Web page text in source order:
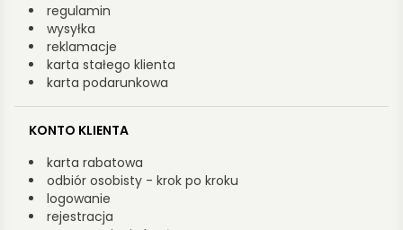
regulamin
wysyłka
reklamacje
karta stałego klienta
karta podarunkowa
KONTO KLIENTA
karta rabatowa
odbiór osobisty - krok po kroku
logowanie
rejestracja